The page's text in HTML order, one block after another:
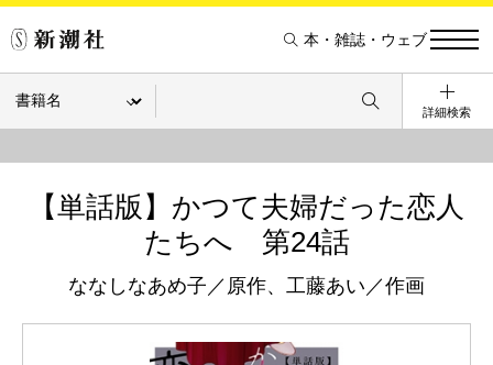
本・雑誌・ウェブ
詳細検索
【単話版】かつて夫婦だった恋人
たちへ 第24話
ななしなあめ子／原作、工藤あい／作画